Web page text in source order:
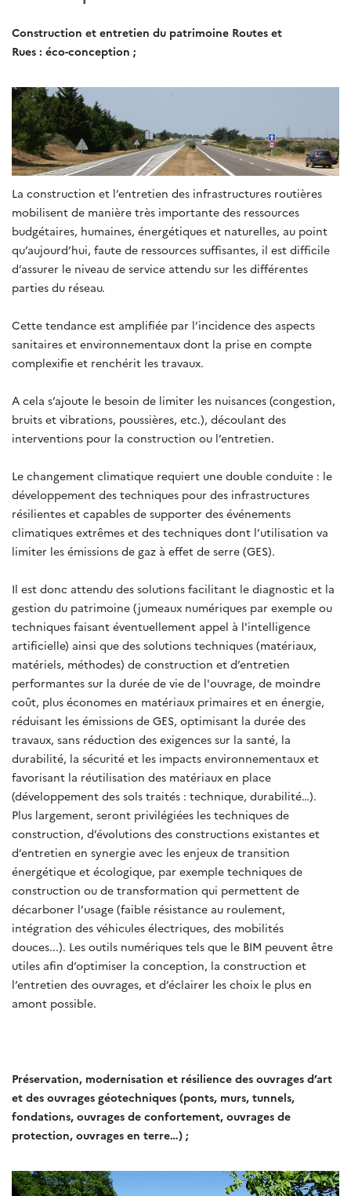
Construction et entretien du patrimoine Routes et
Rues : éco-conception ;
La construction et l’entretien des infrastructures routières
mobilisent de manière très importante des ressources
budgétaires, humaines, énergétiques et naturelles, au point
qu’aujourd’hui, faute de ressources suffisantes, il est difficile
d’assurer le niveau de service attendu sur les différentes
parties du réseau.
Cette tendance est amplifiée par l’incidence des aspects
sanitaires et environnementaux dont la prise en compte
complexifie et renchérit les travaux.
A cela s’ajoute le besoin de limiter les nuisances (congestion,
bruits et vibrations, poussières, etc.), découlant des
interventions pour la construction ou l’entretien.
Le changement climatique requiert une double conduite : le
développement des techniques pour des infrastructures
résilientes et capables de supporter des événements
climatiques extrêmes et des techniques dont l’utilisation va
limiter les émissions de gaz à effet de serre (GES).
Il est donc attendu des solutions facilitant le diagnostic et la
gestion du patrimoine (jumeaux numériques par exemple ou
techniques faisant éventuellement appel à l'intelligence
artificielle) ainsi que des solutions techniques (matériaux,
matériels, méthodes) de construction et d’entretien
performantes sur la durée de vie de l'ouvrage, de moindre
coût, plus économes en matériaux primaires et en énergie,
réduisant les émissions de GES, optimisant la durée des
travaux, sans réduction des exigences sur la santé, la
durabilité, la sécurité et les impacts environnementaux et
favorisant la réutilisation des matériaux en place
(développement des sols traités : technique, durabilité…).
Plus largement, seront privilégiées les techniques de
construction, d’évolutions des constructions existantes et
d’entretien en synergie avec les enjeux de transition
énergétique et écologique, par exemple techniques de
construction ou de transformation qui permettent de
décarboner l’usage (faible résistance au roulement,
intégration des véhicules électriques, des mobilités
douces...). Les outils numériques tels que le BIM peuvent être
utiles afin d’optimiser la conception, la construction et
l’entretien des ouvrages, et d’éclairer les choix le plus en
amont possible.
Préservation, modernisation et résilience des ouvrages d’art
et des ouvrages géotechniques (ponts, murs, tunnels,
fondations, ouvrages de confortement, ouvrages de
protection, ouvrages en terre…) ;